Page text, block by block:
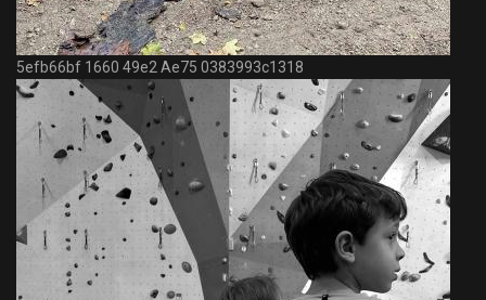
5efb66bf 1660 49e2 Ae75 0383993c1318